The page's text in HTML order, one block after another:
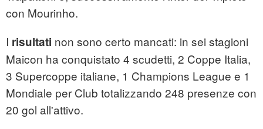
con Mourinho.
I risultati non sono certo mancati: in sei stagioni
Maicon ha conquistato 4 scudetti, 2 Coppe Italia,
3 Supercoppe italiane, 1 Champions League e 1
Mondiale per Club totalizzando 248 presenze con
20 gol all'attivo.